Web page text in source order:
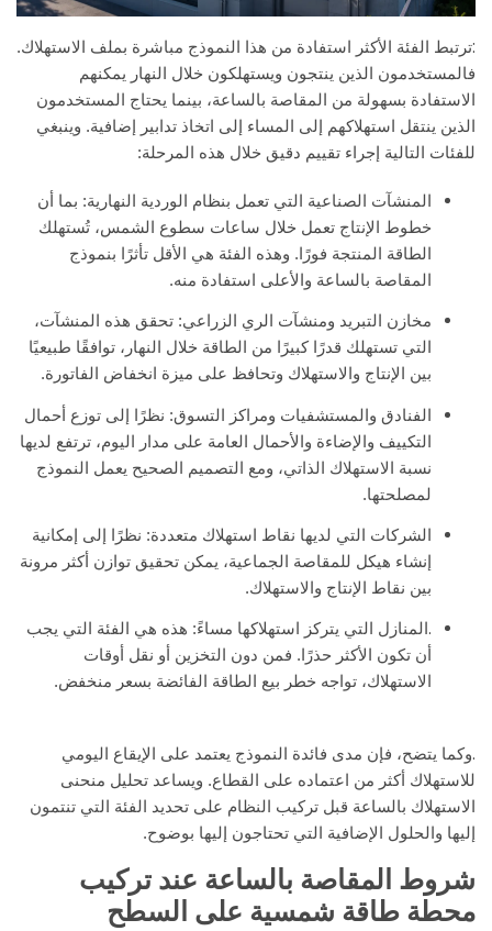
:ترتبط الفئة الأكثر استفادة من هذا النموذج مباشرة بملف الاستهلاك.
فالمستخدمون الذين ينتجون ويستهلكون خلال النهار يمكنهم
الاستفادة بسهولة من المقاصة بالساعة، بينما يحتاج المستخدمون
الذين ينتقل استهلاكهم إلى المساء إلى اتخاذ تدابير إضافية. وينبغي
للفئات التالية إجراء تقييم دقيق خلال هذه المرحلة:
المنشآت الصناعية التي تعمل بنظام الوردية النهارية: بما أن
خطوط الإنتاج تعمل خلال ساعات سطوع الشمس، تُستهلك
الطاقة المنتجة فورًا. وهذه الفئة هي الأقل تأثرًا بنموذج
المقاصة بالساعة والأعلى استفادة منه.
مخازن التبريد ومنشآت الري الزراعي: تحقق هذه المنشآت،
التي تستهلك قدرًا كبيرًا من الطاقة خلال النهار، توافقًا طبيعيًا
بين الإنتاج والاستهلاك وتحافظ على ميزة انخفاض الفاتورة.
الفنادق والمستشفيات ومراكز التسوق: نظرًا إلى توزع أحمال
التكييف والإضاءة والأحمال العامة على مدار اليوم، ترتفع لديها
نسبة الاستهلاك الذاتي، ومع التصميم الصحيح يعمل النموذج
لمصلحتها.
الشركات التي لديها نقاط استهلاك متعددة: نظرًا إلى إمكانية
إنشاء هيكل للمقاصة الجماعية، يمكن تحقيق توازن أكثر مرونة
بين نقاط الإنتاج والاستهلاك.
. المنازل التي يتركز استهلاكها مساءً: هذه هي الفئة التي يجب
أن تكون الأكثر حذرًا. فمن دون التخزين أو نقل أوقات
الاستهلاك، تواجه خطر بيع الطاقة الفائضة بسعر منخفض.
.وكما يتضح، فإن مدى فائدة النموذج يعتمد على الإيقاع اليومي
للاستهلاك أكثر من اعتماده على القطاع. ويساعد تحليل منحنى
الاستهلاك بالساعة قبل تركيب النظام على تحديد الفئة التي تنتمون
إليها والحلول الإضافية التي تحتاجون إليها بوضوح.
شروط المقاصة بالساعة عند تركيب
محطة طاقة شمسية على السطح